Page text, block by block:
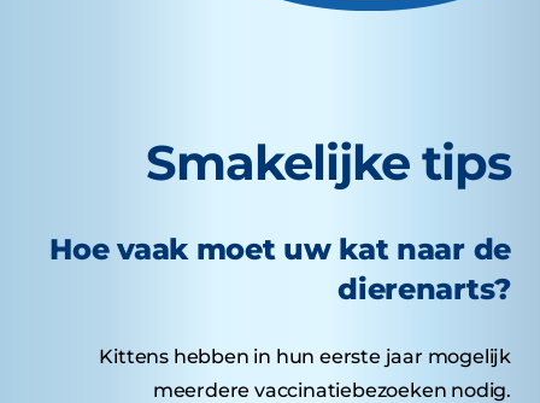
Smakelijke tips
Hoe vaak moet uw kat naar de
dierenarts?
Kittens hebben in hun eerste jaar mogelijk
meerdere vaccinatiebezoeken nodig.